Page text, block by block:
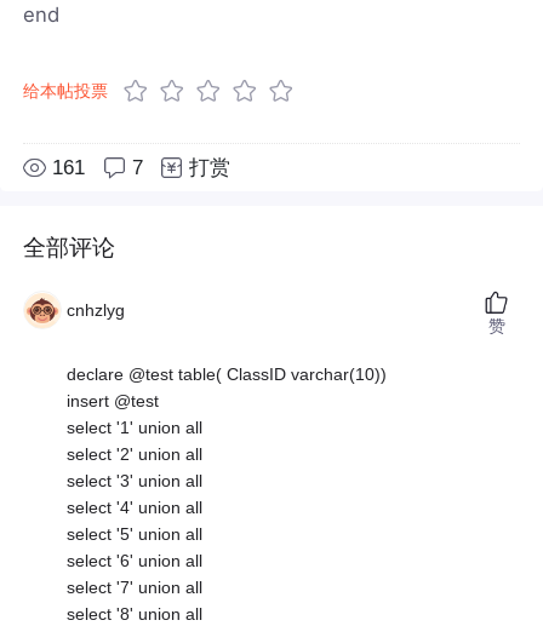
end
给本帖投票
161 7 打赏
全部评论
cnhzlyg
declare @test table( ClassID varchar(10))
insert @test
select '1' union all
select '2' union all
select '3' union all
select '4' union all
select '5' union all
select '6' union all
select '7' union all
select '8' union all
赞